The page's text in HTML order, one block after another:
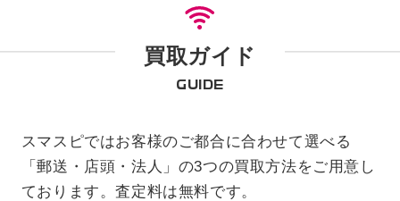
買取ガイド
GUIDE
スマスピではお客様のご都合に合わせて選べる
「郵送・店頭・法人」の3つの買取方法をご用意し
ております。査定料は無料です。